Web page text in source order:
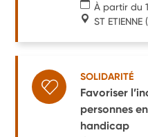
À partir du
ST ETIENNE
SOLIDARITÉ
Favoriser
personnes
handicap